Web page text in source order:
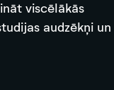
viscēlākās
audzēkņi un